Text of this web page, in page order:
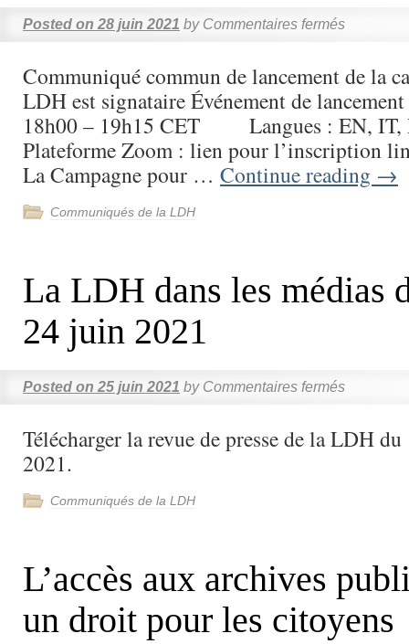
Posted on 28 juin 2021 by Commentaires fermés
Communiqué commun de lancement de la
LDH est signataire Événement de
18h00 – 19h15 CET Langues : EN, IT,
Plateforme Zoom : lien pour l’inscription
La Campagne pour … Continue reading →
Communiqués de la LDH
La LDH dans les médias
24 juin 2021
Posted on 25 juin 2021 by Commentaires fermés
Télécharger la revue de presse de la LDH
2021.
Communiqués de la LDH
L’accès aux archives
un droit pour les citoyens